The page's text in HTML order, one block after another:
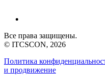
Все права защищены.
© ITCSCON, 2026
Политика
и продвижение